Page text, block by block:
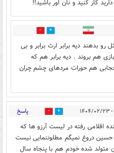
کار کنید و نان اور باشید!!
3
رو بدهند دیه برابر ارث برابر و بی
هم بروند . دیه برابر هم که
هم حورات مردهای چشم چران
3 پاسخ
اقلامی رفته در لیست آرزو ها که
حسین دروغ نمیگم مطلوننمایی نیست
متولد شده خودم هم با پنجاه سال